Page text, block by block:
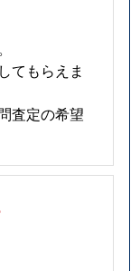
てもらえま
査定の希望